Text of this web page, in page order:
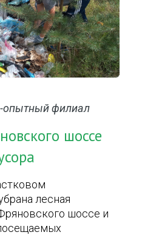
опытный филиал
шоссе
лесная
шоссе и